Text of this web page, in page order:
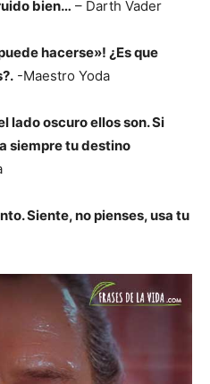
bien… – Darth Vader
hacerse»! ¿Es que
-Maestro Yoda
lado oscuro ellos son. Si
siempre tu destino
Siente, no pienses, usa tu